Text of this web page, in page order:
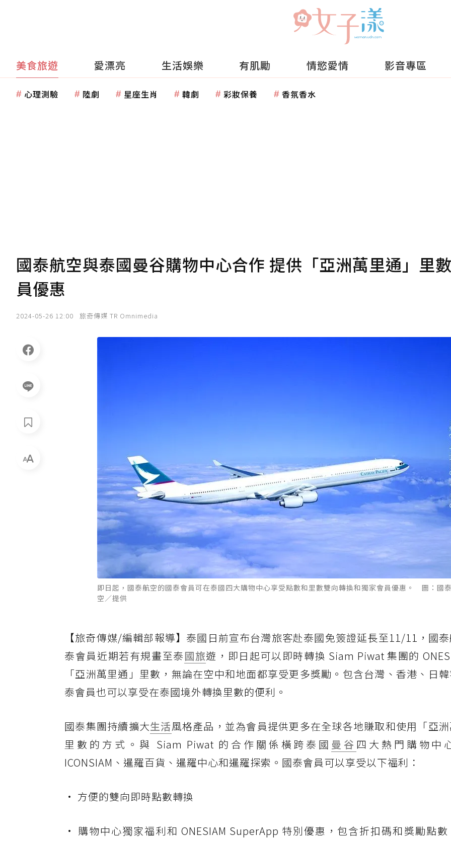
美食旅遊 愛漂亮 生活娛樂 有肌勵 情慾愛情 影音專區
心理測驗 陸劇 星座生肖 韓劇 彩妝保養 香氛香水
國泰航空與泰國曼谷購物中心合作 提供「亞洲萬里通」里
員優惠
2024-05-26 12:00 旅奇傳媒 TR Omnimedia
即日起，國泰航空的國泰會員可在泰國四大購物中心享受點數和里數雙向轉換和獨家會員優惠。 圖：國
空／提供
【旅奇傳媒/編輯部報導】泰國日前宣布台灣旅客赴泰國免簽證延長至11/11，國
泰會員近期若有規畫至泰國旅遊，即日起可以即時轉換 Siam Piwat 集團的
「亞洲萬里通」里數，無論在空中和地面都享受更多獎勵。包含台灣、香港、日
泰會員也可以享受在泰國境外轉換里數的便利。
國泰集團持續擴大生活風格產品，並為會員提供更多在全球各地賺取和使用「亞
里數的方式。與 Siam Piwat 的合作關係橫跨泰國 曼谷 四大熱門購物中
ICONSIAM、暹羅百貨、暹羅中心和暹羅探索。國泰會員可以享受以下福利：
• 方便的雙向即時點數轉換
• 購物中心獨家福利和 ONESIAM SuperApp 特別優惠，包含折扣碼和獎勵點